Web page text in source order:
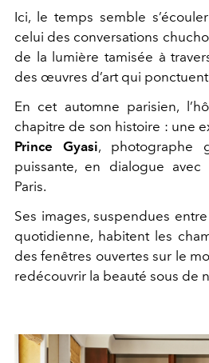
Ici, le temps semble
celui des conversations
de la lumière tamisée à
des œuvres d’art qui
En cet automne parisien,
chapitre de son histoire : une
Prince Gyasi, photographe
puissante, en dialogue avec
Paris.
Ses images, suspendues
quotidienne, habitent les
des fenêtres ouvertes sur le
redécouvrir la beauté sous de